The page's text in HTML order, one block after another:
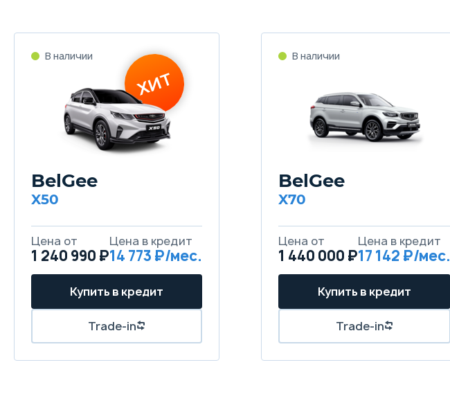
В наличии
ХИТ
BelGee
X50
Цена от
1 240 990 ₽
Цена в кредит
14 773 ₽/мес.
Купить в кредит
Trade-in
В наличии
BelGee
X70
Цена от
1 440 000 ₽
Цена в кредит
17 142 ₽/мес.
Купить в кредит
Trade-in